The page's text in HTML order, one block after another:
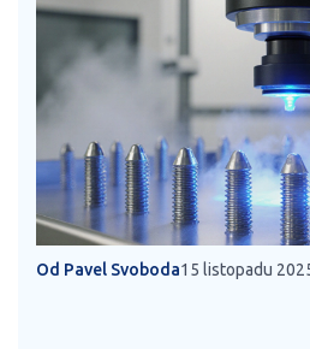
Od Pavel Svoboda15 listopadu